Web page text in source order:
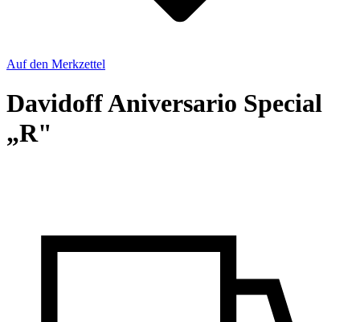
Auf den Merkzettel
Davidoff Aniversario Special
„R"